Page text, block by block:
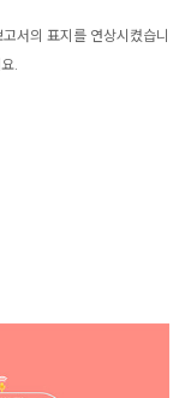
고서의 표지를 연상시켰습니
.